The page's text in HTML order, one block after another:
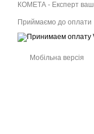
КОМЕТА - Експерт
Приймаємо до оплати
Мобільна версія